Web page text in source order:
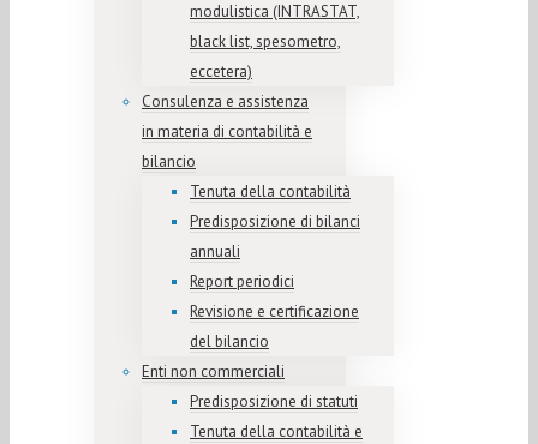
modulistica (INTRASTAT,
black list, spesometro,
eccetera)
Consulenza e assistenza
in materia di contabilità e
bilancio
Tenuta della contabilità
Predisposizione di bilanci
annuali
Report periodici
Revisione e certificazione
del bilancio
Enti non commerciali
Predisposizione di statuti
Tenuta della contabilità e